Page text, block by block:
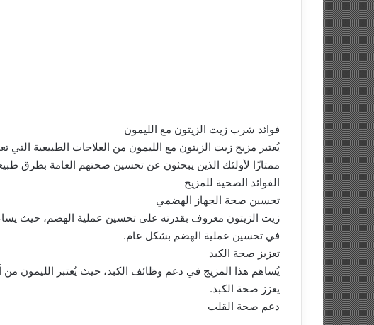
فوائد شرب زيت الزيتون مع الليمون
يُعتبر مزيج زيت الزيتون مع الليمون من العلاجات الطبيعية
ممتازًا لأولئك الذين يبحثون عن تحسين صحتهم العامة بطرق
الفوائد الصحية للمزيج
تحسين صحة الجهاز الهضمي
زيت الزيتون معروف بقدرته على تحسين عملية الهضم، حيث
في تحسين عملية الهضم بشكل عام.
تعزيز صحة الكبد
يُساهم هذا المزيج في دعم وظائف الكبد، حيث يُعتبر الليمون
يعزز صحة الكبد.
دعم صحة القلب